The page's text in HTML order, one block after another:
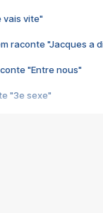
vais vite"
raconte "Jacques a
"Entre nous"
"3e sexe"